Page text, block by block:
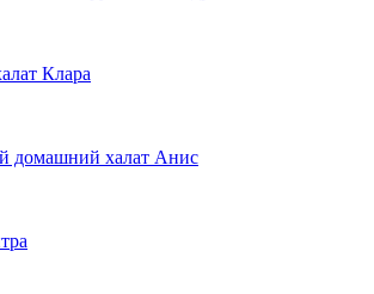
Клара
домашний халат Анис